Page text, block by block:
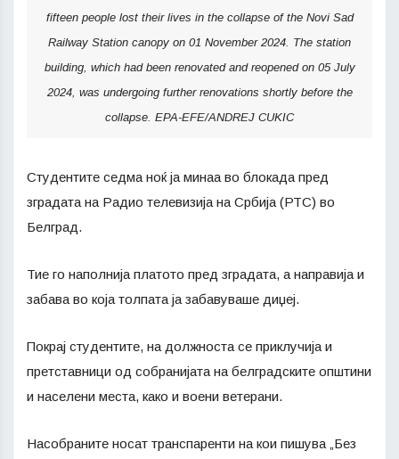
fifteen people lost their lives in the collapse of the Novi Sad
Railway Station canopy on 01 November 2024. The station
building, which had been renovated and reopened on 05 July
2024, was undergoing further renovations shortly before the
collapse. EPA-EFE/ANDREJ CUKIC
Студентите седма ноќ ја минаа во блокада пред
зградата на Радио телевизија на Србија (РТС) во
Белград.
Тие го наполнија платото пред зградата, а направија и
забава во која толпата ја забавуваше диџеј.
Покрај студентите, на должноста се приклучија и
претставници од собранијата на белградските општини
и населени места, како и воени ветерани.
Насобраните носат транспаренти на кои пишува „Без